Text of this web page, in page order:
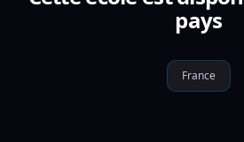
pays
France